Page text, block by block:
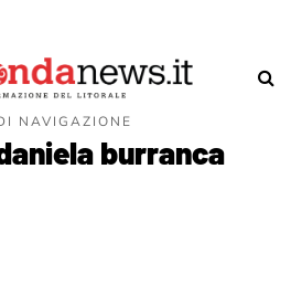
NAVIGAZIONE
burranca